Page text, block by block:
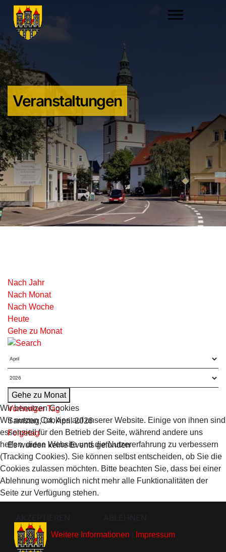
Veranstaltungen
Nach Jahr
Nach Monat
Nach Woche
Heute
Gehe zu Monat
Gehe zu Monat
Vorheriger Tag
Samstag, 04. April 2026
Folgetag
Es wurden keine Events gefunden
Wir benutzen Cookies
Wir nutzen Cookies auf unserer Website. Einige von ihnen sind
essenziell für den Betrieb der Seite, während andere uns
helfen, diese Website und die Nutzererfahrung zu verbessern
(Tracking Cookies). Sie können selbst entscheiden, ob Sie die
Cookies zulassen möchten. Bitte beachten Sie, dass bei einer
Ablehnung womöglich nicht mehr alle Funktionalitäten der
Seite zur Verfügung stehen.
Weitere Informationen Impressum